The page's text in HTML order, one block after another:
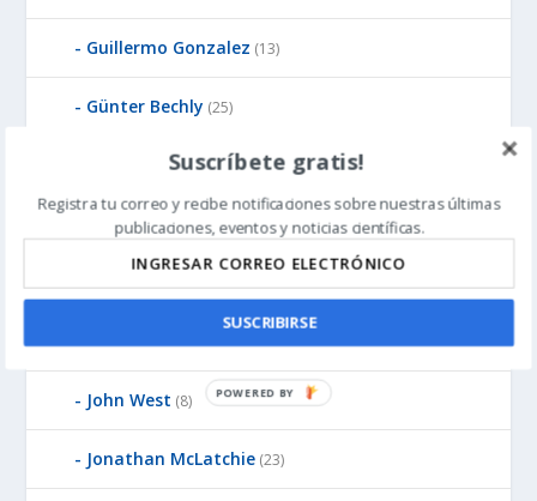
Guillermo Gonzalez (13)
Günter Bechly (25)
Howard Glicksman(8)
Howard Glicksman(5)
James Gills(1)
Jean-Pierre Luminet(2)
John West (8)
Jonathan McLatchie (23)
Suscríbete gratis!
Registra tu correo y recibe notificaciones sobre nuestras últimas
publicaciones, eventos y noticias científicas.
SUSCRIBIRSE
P